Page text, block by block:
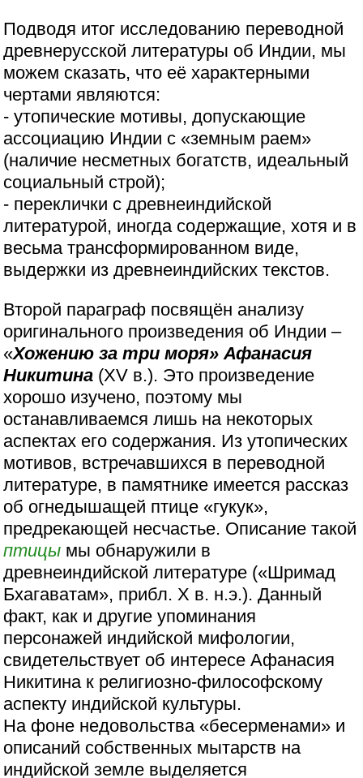
Подводя итог исследованию переводной
древнерусской литературы об Индии, мы
можем сказать, что её характерными
чертами являются:
- утопические мотивы, допускающие
ассоциацию Индии с «земным раем»
(наличие несметных богатств, идеальный
социальный строй);
- переклички с древнеиндийской
литературой, иногда содержащие, хотя и в
весьма трансформированном виде,
выдержки из древнеиндийских текстов.
Второй параграф посвящён анализу
оригинального произведения об Индии –
«Хожению за три моря» Афанасия
Никитина (XV в.). Это произведение
хорошо изучено, поэтому мы
останавливаемся лишь на некоторых
аспектах его содержания. Из утопических
мотивов, встречавшихся в переводной
литературе, в памятнике имеется рассказ
об огнедышащей птице «гукук»,
предрекающей несчастье. Описание такой
птицы мы обнаружили в
древнеиндийской литературе («Шримад
Бхагаватам», прибл. Х в. н.э.). Данный
факт, как и другие упоминания
персонажей индийской мифологии,
свидетельствует об интересе Афанасия
Никитина к религиозно-философскому
аспекту индийской культуры.
На фоне недовольства «бесерменами» и
описаний собственных мытарств на
индийской земле выделяется